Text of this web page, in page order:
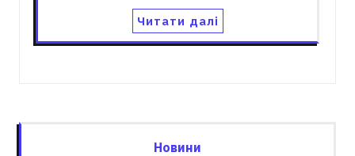
Читати далі
Новини